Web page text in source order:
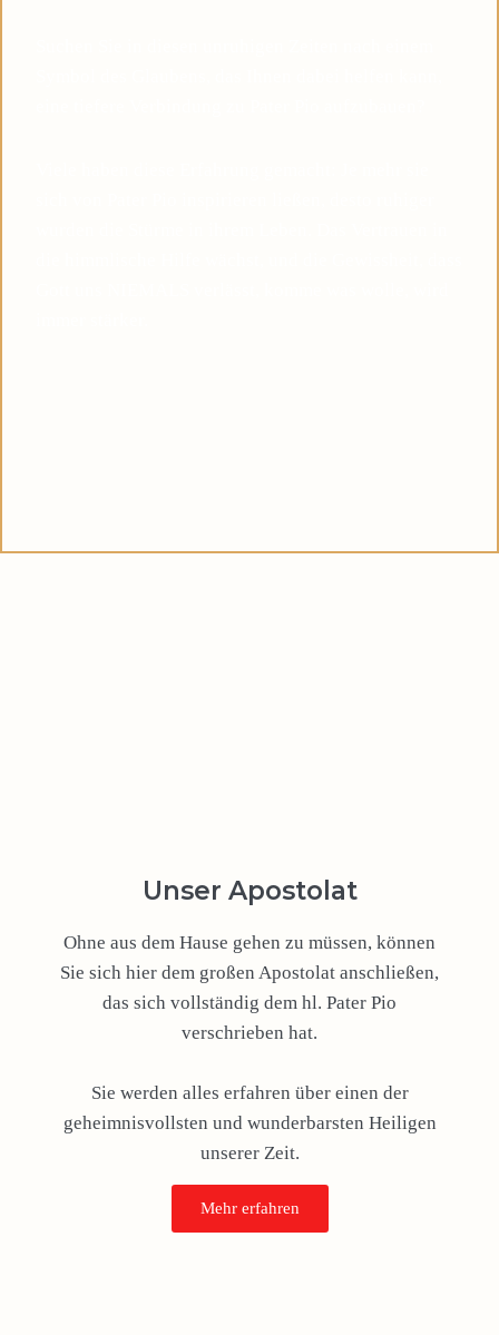
Unser Apostolat
Ohne aus dem Hause gehen zu müssen, können
Sie sich hier dem großen Apostolat anschließen,
das sich vollständig dem hl. Pater Pio
verschrieben hat.
Sie werden alles erfahren über einen der
geheimnisvollsten und wunderbarsten Heiligen
unserer Zeit.
Mehr erfahren